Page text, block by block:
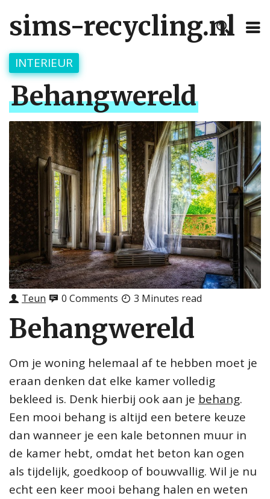
sims-recycling.nl
INTERIEUR
Behangwereld
Teun 0 Comments 3 Minutes read
Behangwereld
Om je woning helemaal af te hebben moet je
eraan denken dat elke kamer volledig
bekleed is. Denk hierbij ook aan je behang.
Een mooi behang is altijd een betere keuze
dan wanneer je een kale betonnen muur in
de kamer hebt, omdat het beton kan ogen
als tijdelijk, goedkoop of bouwvallig. Wil je nu
echt een keer mooi behang halen en weten